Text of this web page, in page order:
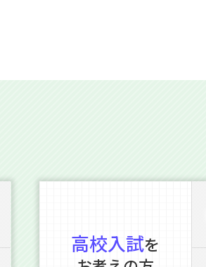
高校入試を